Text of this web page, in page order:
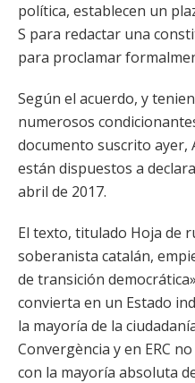
política, establecen un
S para redactar una
para proclamar
Según el acuerdo, y
numerosos
documento suscrito ayer,
están dispuestos a
abril de 2017.
El texto, titulado Hoja de
soberanista catalán,
de transición
convierta en un Estado
la mayoría de la
Convergència y en ERC
con la mayoría absoluta